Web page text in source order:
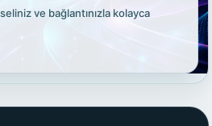
ve bağlantınızla kolayca